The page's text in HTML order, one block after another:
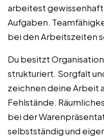
arbeitest
Aufgaben.
bei den Arbeitszeiten
Du besitzt
strukturiert. Sorgfalt
zeichnen deine Arbeit
Fehlstände.
bei der
selbstständig und